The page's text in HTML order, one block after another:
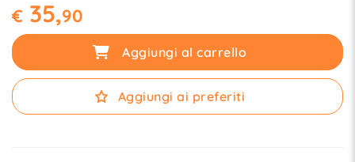
€ 35,90
Aggiungi al carrello
Aggiungi ai preferiti